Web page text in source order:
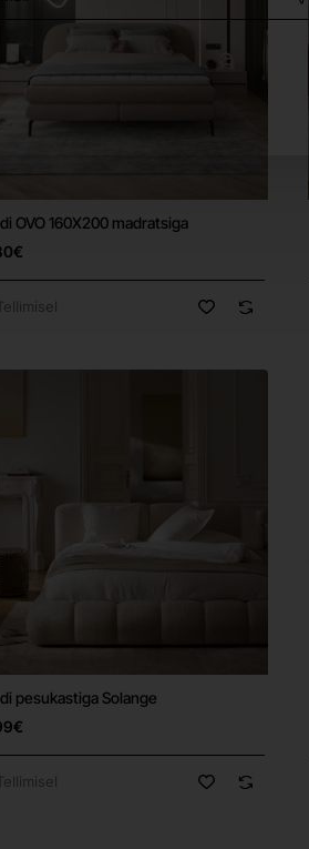
Tasuta tarne
OVO 160X200 madratsiga
Tellimisel
pesukastiga Solange
Tellimisel